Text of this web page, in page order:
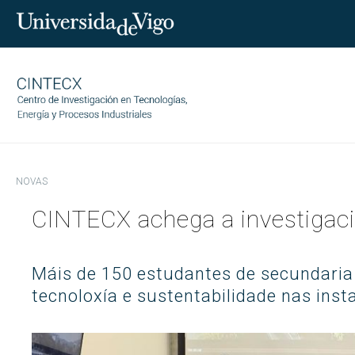
Equipo
Indicadores
Transparencia
Investigación
Áreas de investigación
CINTECX Annual Challenge
Proxectos
Socios tecnolóxicos
Servizos
Instalacións
NOVAS
CINTECX achega a
Máis de 150 estudantes de
tecnoloxía e sustentabilidade nas